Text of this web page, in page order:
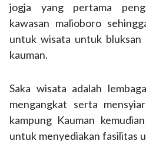
jogja yang pertama
kawasan malioboro
untuk wisata untuk
kauman.
Saka wisata adalah
mengangkat serta
kampung Kauman
untuk menyediakan fasilitas